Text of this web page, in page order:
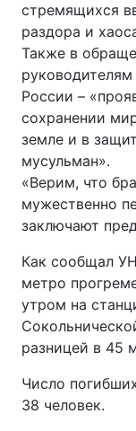
стремящихся
раздора и
Также в
России –
сохранении
земле и в
мусульман».
«Верим, что
мужественно
заключают
Как сообщал
метро
утром на
разницей в 45
Число
38 человек.